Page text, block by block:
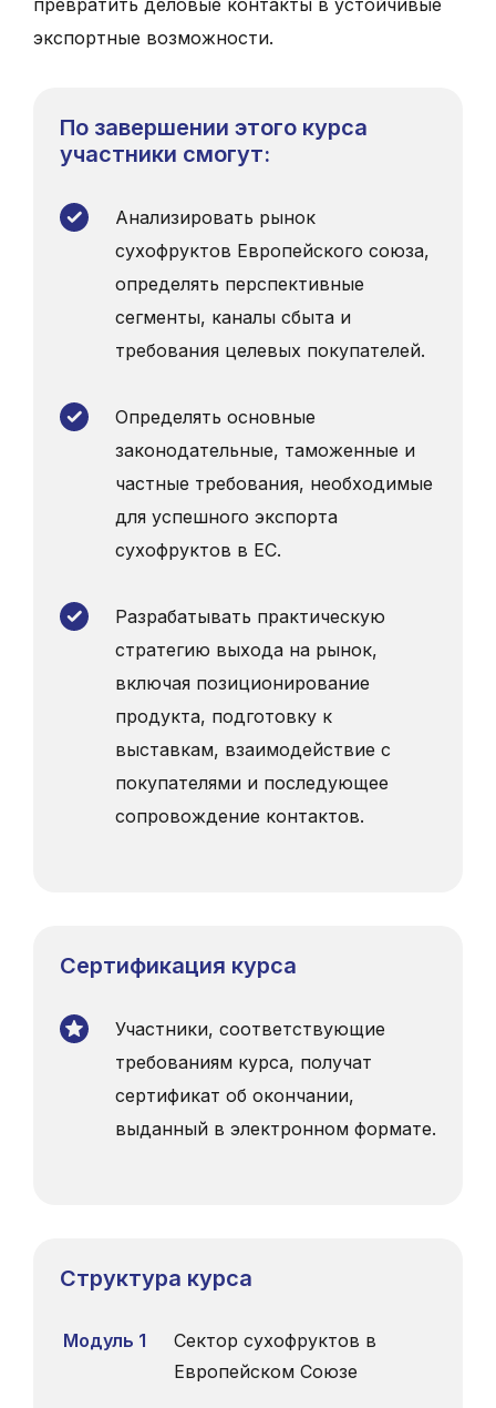
превратить деловые контакты в устойчивые
экспортные возможности.
По завершении этого курса
участники смогут:
Анализировать рынок
сухофруктов Европейского союза,
определять перспективные
сегменты, каналы сбыта и
требования целевых покупателей.
Определять основные
законодательные, таможенные и
частные требования, необходимые
для успешного экспорта
сухофруктов в ЕС.
Разрабатывать практическую
стратегию выхода на рынок,
включая позиционирование
продукта, подготовку к
выставкам, взаимодействие с
покупателями и последующее
сопровождение контактов.
Сертификация курса
Участники, соответствующие
требованиям курса, получат
сертификат об окончании,
выданный в электронном формате.
Структура курса
Модуль 1
Сектор сухофруктов в
Европейском Союзе